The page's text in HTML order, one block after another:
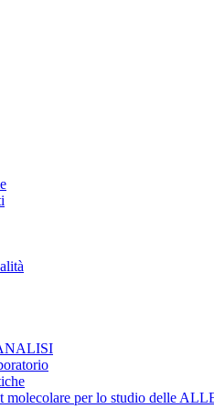
molecolare per lo studio delle